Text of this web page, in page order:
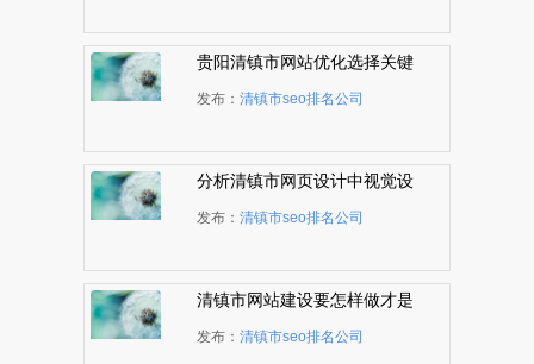
贵阳清镇市网站优化选择关键
发布：清镇市seo排名公司
分析清镇市网页设计中视觉设
发布：清镇市seo排名公司
清镇市网站建设要怎样做才是
发布：清镇市seo排名公司